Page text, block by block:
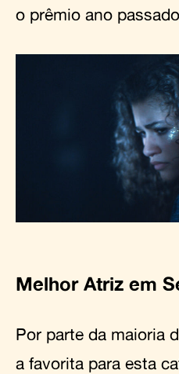
o prêmio ano
Melhor Atriz em
Por parte da maioria
a favorita para esta